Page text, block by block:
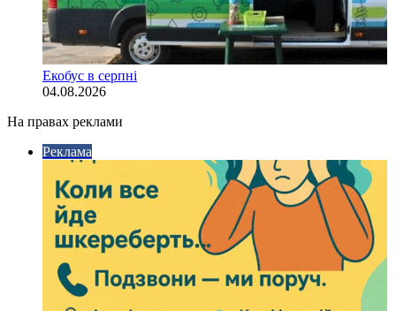
Екобус в серпні
04.08.2026
На правах реклами
Реклама